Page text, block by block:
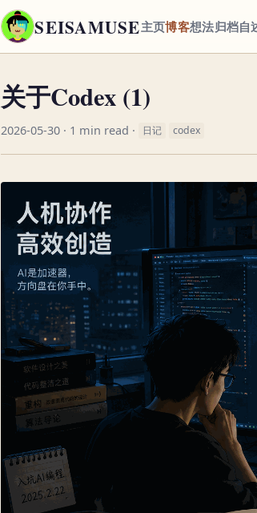
SEISAMUSE主页博客想法归档自
关于Codex (1)
2026-05-30 · 1 min read · 日记 codex